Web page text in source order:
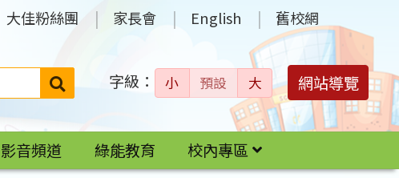
大佳粉絲團 家長會 English 舊校網
搜
字級： 小 預設 大 網站導覽
影音頻道 綠能教育
校內專區